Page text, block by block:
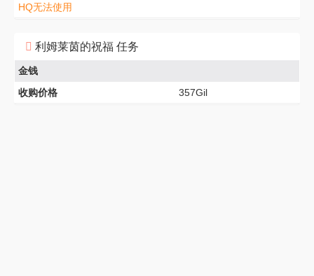
HQ无法使用
利姆莱茵的祝福 任务
金钱
收购价格
357Gil